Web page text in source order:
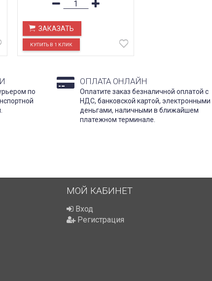
ЗАКАЗАТЬ
по
ОПЛАТА ОНЛАЙН
Оплатите заказ безналичной оплатой с
НДС, банковской картой, электронными
деньгами, наличными в ближайшем
платежном терминале.
МОЙ КАБИНЕТ
Вход
Регистрация